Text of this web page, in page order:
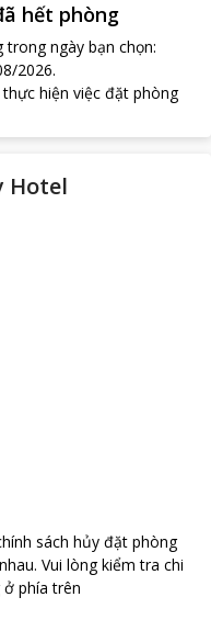
hết phòng
ngày bạn chọn:
2026.
hiện việc đặt phòng
Hotel
sách hủy đặt phòng
. Vui lòng kiểm tra chi
phía trên